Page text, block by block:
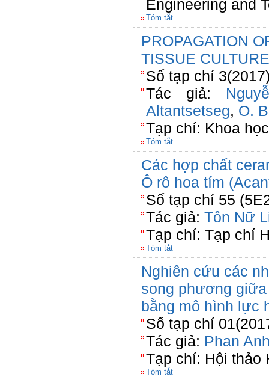
Engineering and
Tóm tắt
PROPAGATION
TISSUE
Số tạp chí
Tác giả:
Altantsetseg, O.
Tạp chí: Khoa
Tóm tắt
Các hợp chất
Ô rô hoa tím
Số tạp chí 55
Tác giả: Tôn Nữ
Tạp chí: Tạp chí
Tóm tắt
Nghiên cứu các
song phương
bằng mô hình lực
Số tạp chí
Tác giả: Phan
Tạp chí: Hội thảo
Tóm tắt